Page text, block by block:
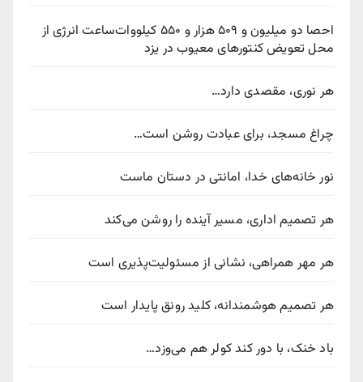
احصا دو میلیون و ۵۰۹ هزار و ۵۵۰ کیلووات‌ساعت انرژی از
محل تعویض کنتورهای معیوب در یزد
هر نوری، مقصدی دارد…
چراغ مسجد، برای عبادت روشن است…
نور خانه‌های خدا، امانتی در دستان ماست
هر تصمیم اداری، مسیر آینده را روشن می‌کند
هر مهر همراهی، نشانی از مسئولیت‌پذیری است
هر تصمیم هوشمندانه، کلید رونق پایدار است
باد خنک، با دور کند کولر هم می‌وزد…